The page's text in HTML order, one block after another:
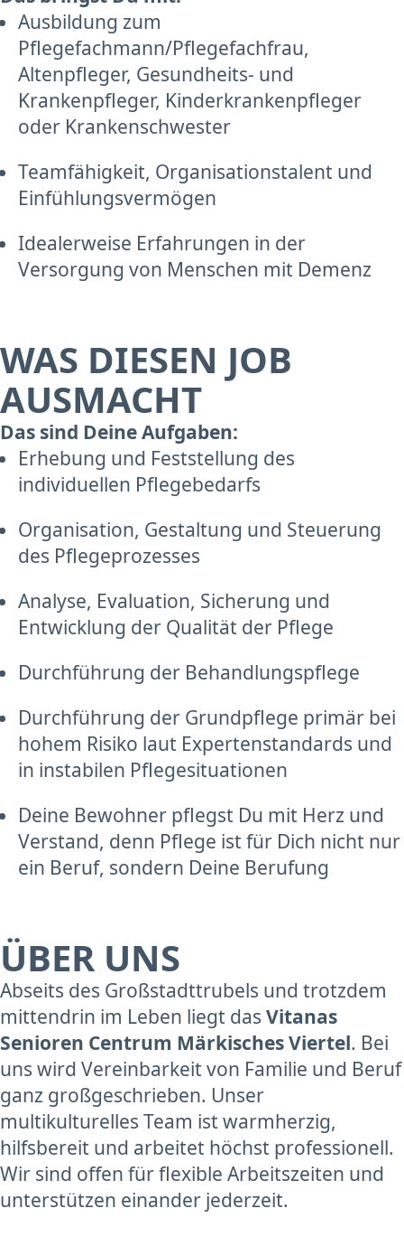
Ausbildung zum
Pflegefachmann/Pflegefachfrau,
Altenpfleger, Gesundheits- und
Krankenpfleger, Kinderkrankenpfleger
oder Krankenschwester
Teamfähigkeit, Organisationstalent und
Einfühlungsvermögen
Idealerweise Erfahrungen in der
Versorgung von Menschen mit Demenz
WAS DIESEN JOB
AUSMACHT
Das sind Deine Aufgaben:
Erhebung und Feststellung des
individuellen Pflegebedarfs
Organisation, Gestaltung und Steuerung
des Pflegeprozesses
Analyse, Evaluation, Sicherung und
Entwicklung der Qualität der Pflege
Durchführung der Behandlungspflege
Durchführung der Grundpflege primär bei
hohem Risiko laut Expertenstandards und
in instabilen Pflegesituationen
Deine Bewohner pflegst Du mit Herz und
Verstand, denn Pflege ist für Dich nicht nur
ein Beruf, sondern Deine Berufung
ÜBER UNS
Abseits des Großstadttrubels und trotzdem
mittendrin im Leben liegt das Vitanas
Senioren Centrum Märkisches Viertel. Bei
uns wird Vereinbarkeit von Familie und Beruf
ganz großgeschrieben. Unser
multikulturelles Team ist warmherzig,
hilfsbereit und arbeitet höchst professionell.
Wir sind offen für flexible Arbeitszeiten und
unterstützen einander jederzeit.